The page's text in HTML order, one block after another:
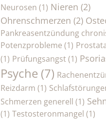
Neurosen (1) Nieren (2)
Ohrenschmerzen (2)
Pankreasentzündung
Potenzprobleme (1)
(1) Prüfungsangst(1)
Psyche (7)
Reizdarm (1)
Schmerzen generell (1)
(1) Testosteronmangel (1)